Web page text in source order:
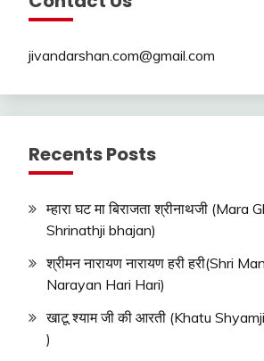
jivandarshan.com@gmail.com
Recents Posts
म्हारा घट मा बिराजता श्रीनाथजी
Shrinathji bhajan)
श्रीमन नारायण नारायण हरी हरी(Shri
Narayan Hari Hari)
खाटू श्याम जी की आरती (Khatu
)